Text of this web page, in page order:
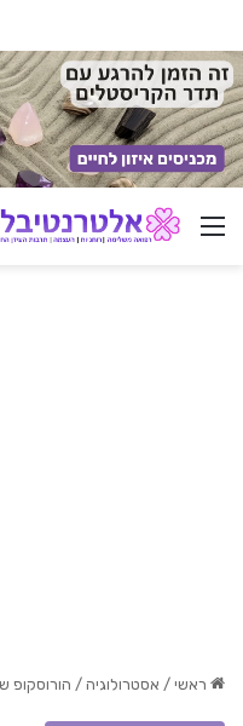
ניווט באתר
ראשי / אסטרולוגיה / הורוסקופ